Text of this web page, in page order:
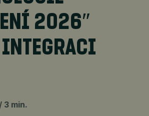
2026″
3 min.